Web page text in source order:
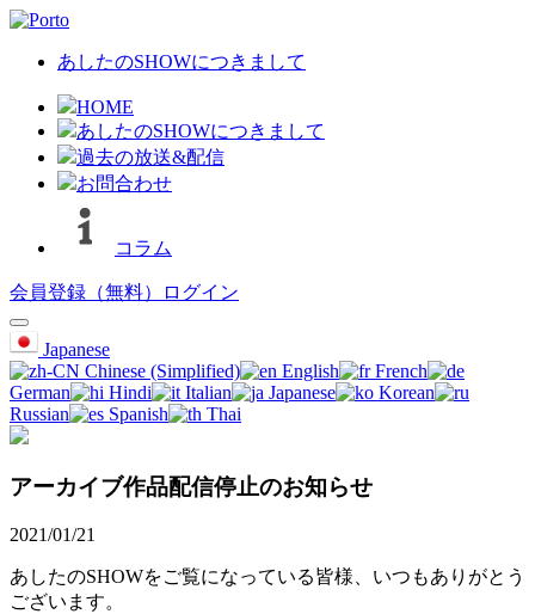
あしたのSHOWにつきまして
HOME
あしたのSHOWにつきまして
過去の放送&配信
お問合わせ
コラム
会員登録（無料） ログイン
Japanese
Chinese (Simplified)
English
French
German
Hindi Italian Japanese
Korean
Russian
Spanish Thai
アーカイブ作品配信停止のお知らせ
2021/01/21
あしたのSHOWをご覧になっている皆様、いつもありがとう
ございます。